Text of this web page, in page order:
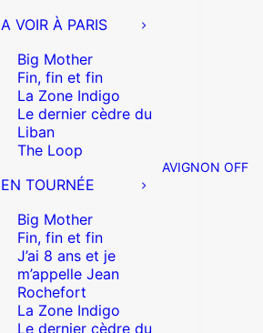
A VOIR À PARIS
Big Mother
Fin, fin et fin
La Zone Indigo
Le dernier cèdre du
Liban
The Loop
EN TOURNÉE
Big Mother
Fin, fin et fin
J’ai 8 ans et je
m’appelle Jean
Rochefort
La Zone Indigo
Le dernier cèdre du
AVIGNON OFF